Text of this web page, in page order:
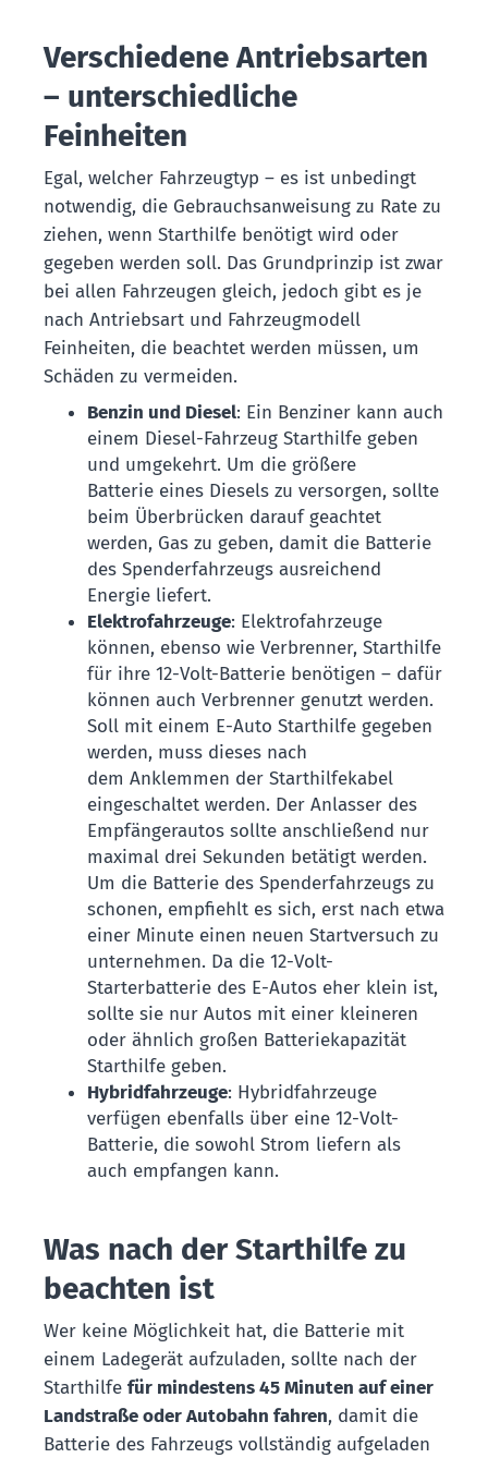
Verschiedene Antriebsarten
– unterschiedliche
Feinheiten
Egal, welcher Fahrzeugtyp – es ist unbedingt
notwendig, die Gebrauchsanweisung zu Rate zu
ziehen, wenn Starthilfe benötigt wird oder
gegeben werden soll. Das Grundprinzip ist zwar
bei allen Fahrzeugen gleich, jedoch gibt es je
nach Antriebsart und Fahrzeugmodell
Feinheiten, die beachtet werden müssen, um
Schäden zu vermeiden.
Benzin und Diesel: Ein Benziner kann auch
einem Diesel-Fahrzeug Starthilfe geben
und umgekehrt. Um die größere
Batterie eines Diesels zu versorgen, sollte
beim Überbrücken darauf geachtet
werden, Gas zu geben, damit die Batterie
des Spenderfahrzeugs ausreichend
Energie liefert.
Elektrofahrzeuge: Elektrofahrzeuge
können, ebenso wie Verbrenner, Starthilfe
für ihre 12-Volt-Batterie benötigen – dafür
können auch Verbrenner genutzt werden.
Soll mit einem E-Auto Starthilfe gegeben
werden, muss dieses nach
dem Anklemmen der Starthilfekabel
eingeschaltet werden. Der Anlasser des
Empfängerautos sollte anschließend nur
maximal drei Sekunden betätigt werden.
Um die Batterie des Spenderfahrzeugs zu
schonen, empfiehlt es sich, erst nach etwa
einer Minute einen neuen Startversuch zu
unternehmen. Da die 12-Volt-
Starterbatterie des E-Autos eher klein ist,
sollte sie nur Autos mit einer kleineren
oder ähnlich großen Batteriekapazität
Starthilfe geben.
Hybridfahrzeuge: Hybridfahrzeuge
verfügen ebenfalls über eine 12-Volt-
Batterie, die sowohl Strom liefern als
auch empfangen kann.
Was nach der Starthilfe zu
beachten ist
Wer keine Möglichkeit hat, die Batterie mit
einem Ladegerät aufzuladen, sollte nach der
Starthilfe für mindestens 45 Minuten auf einer
Landstraße oder Autobahn fahren, damit die
Batterie des Fahrzeugs vollständig aufgeladen